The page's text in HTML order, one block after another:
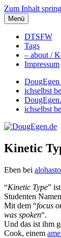
Zum Inhalt
DougEgen.de
Musik,
Menü
DTSFW
Tags
– about /
Impressum
DougEgen
ichselbst
ichselbst
Kinetic
Eben bei
“Kinetic Type”
Studenten
Mit dem “focus
was spoken“.
Und das ist ihm
Cook, einem